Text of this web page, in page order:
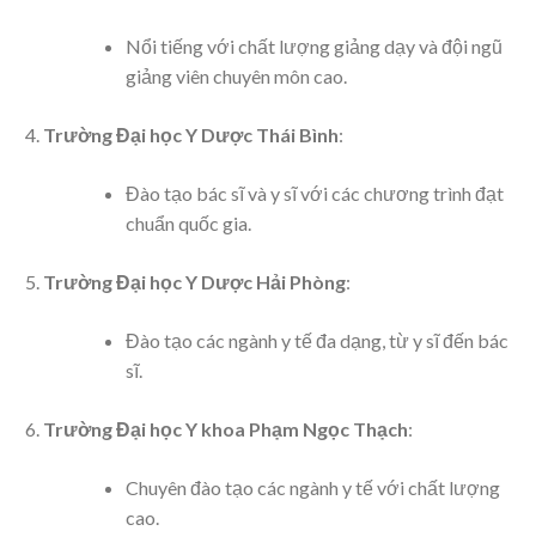
Nổi tiếng với chất lượng giảng dạy và đội ngũ
giảng viên chuyên môn cao.
Trường Đại học Y Dược Thái Bình:
Đào tạo bác sĩ và y sĩ với các chương trình đạt
chuẩn quốc gia.
Trường Đại học Y Dược Hải Phòng:
Đào tạo các ngành y tế đa dạng, từ y sĩ đến bác
sĩ.
Trường Đại học Y khoa Phạm Ngọc Thạch:
Chuyên đào tạo các ngành y tế với chất lượng
cao.